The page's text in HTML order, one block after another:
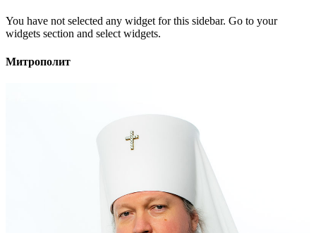
You have not selected any widget for this sidebar. Go to your
widgets section and select widgets.
Митрополит